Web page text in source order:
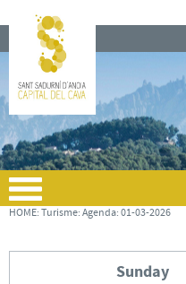
HOME: Turisme: Agenda: 01-03-2026
Sunday